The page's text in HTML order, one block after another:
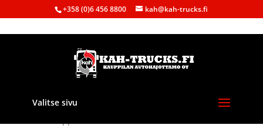
+358 (0)6 456 8800 kah@kah-trucks.fi
Valitse sivu